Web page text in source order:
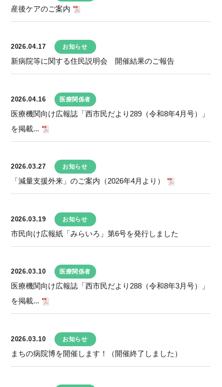
産後ケアのご案内
2026.04.17 お知らせ
新病院等に関する住民説明会 開催結果のご報告
2026.04.16 医療関係者
医療機関向け広報誌「西市民だより289（令和8年4月号）」
を掲載...
2026.03.27 お知らせ
「減量支援外来」のご案内（2026年4月より）
2026.03.19 お知らせ
市民向け広報紙「みらいろ」第6号を発行しました
2026.03.10 医療関係者
医療機関向け広報誌「西市民だより288（令和8年3月号）」
を掲載...
2026.03.10 お知らせ
まちの病院博を開催します！（開催終了しました）